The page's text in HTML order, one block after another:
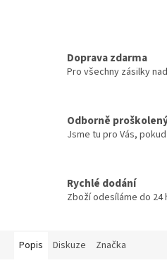
Doprava zdarma
Pro všechny zásilky
Odborně
Jsme tu pro Vás,
Rychlé dodání
Zboží odesíláme do 24
Popis Diskuze Značka